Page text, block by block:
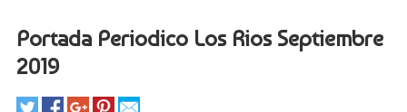
Portada Periodico Los Rios Septiembre
2019